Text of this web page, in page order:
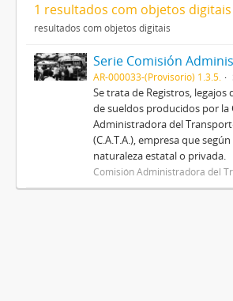
1 resultados com objetos digitais
resultados com objetos digitais
AR-000033-(Provisorio) 1.3.5.
Se trata de Registros, legajos
de sueldos producidos por la
Administradora del
(C.A.T.A.), empresa que
naturaleza estatal o privada.
Comisión Administradora del